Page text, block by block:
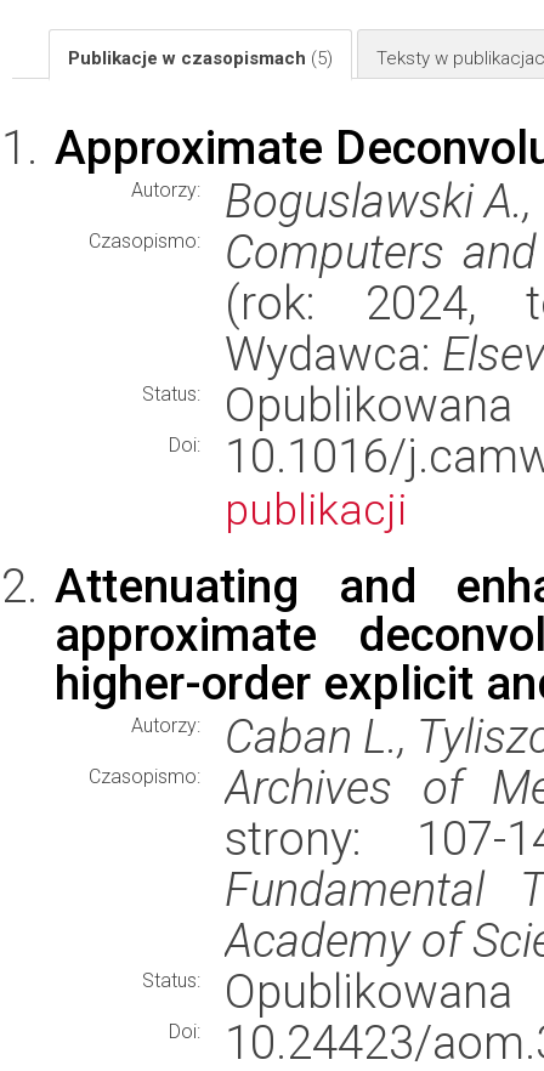
Publikacje w czasopismach (5) Teksty w
Approximate
Autorzy: Boguslawski
Czasopismo:
Computers
(rok: 2024,
Wydawca:
Status: Opublikowana
Doi: 10.1016/
publikacji
Attenuating and
approximate
higher-order explicit
Autorzy: Caban L.,
Czasopismo:
Archives of
strony: 107-
Fundamental
Academy of
Status: Opublikowana
Doi:
10.24423/